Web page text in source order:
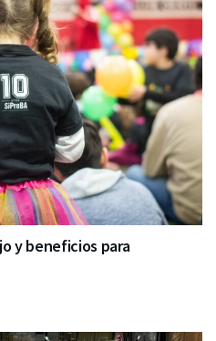
y beneficios para